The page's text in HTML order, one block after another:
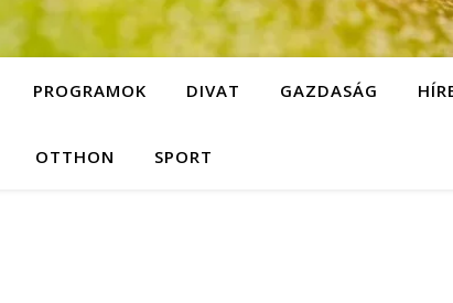
PROGRAMOK DIVAT GAZDASÁG
OTTHON SPORT